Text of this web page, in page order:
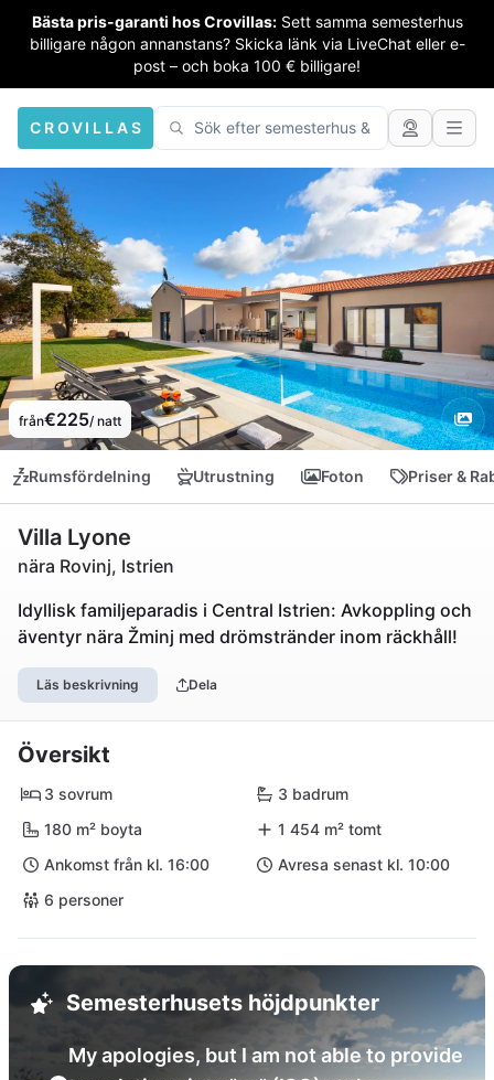
Bästa pris-garanti hos Crovillas: Sett samma semesterhus
billigare någon annanstans? Skicka länk via LiveChat eller e-
post – och boka 100 € billigare!
CROVILLAS
från€225/ natt
Rumsfördelning Utrustning Foton Priser &
Villa Lyone
nära Rovinj, Istrien
Idyllisk familjeparadis i Central Istrien: Avkoppling och
äventyr nära Žminj med drömstränder inom räckhåll!
Läs beskrivning Dela
Översikt
3 sovrum
3 badrum
180 m² boyta
1 454 m² tomt
Ankomst från kl. 16:00
Avresa senast kl. 10:00
6 personer
Semesterhusets höjdpunkter
My apologies, but I am not able to provide